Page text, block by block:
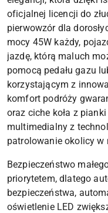
oficjalnej licencji do
pierwowzór dla
mocy 45W każdy,
jazdę, którą maluch
pomocą pedału gazu
korzystającym z
komfort podróży
oraz ciche koła z
multimedialny z
patrolowanie okolicy
Bezpieczeństwo
priorytetem, dlatego
bezpieczeństwa,
oświetlenie LED